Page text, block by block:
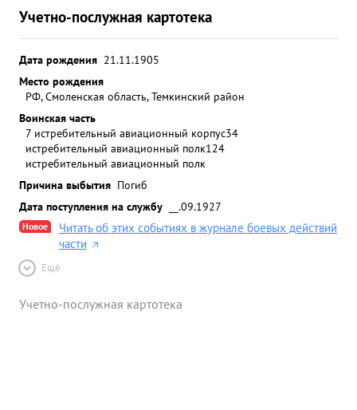
Учетно-послужная картотека
Дата рождения 21.11.1905
Место рождения
РФ, Смоленская область, Темкинский район
Воинская часть
7 истребительный авиационный корпус34
истребительный авиационный полк124
истребительный авиационный полк
Причина выбытия Погиб
Дата поступления на службу
__.09.1927
Новое
Читать об этих событиях в журнале боевых действий
части
Ещё
Учетно-послужная картотека